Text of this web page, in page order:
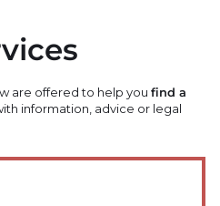
are offered to help youfind a
information, advice or legal